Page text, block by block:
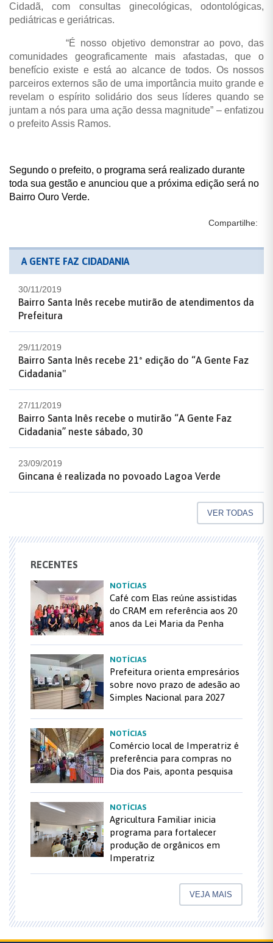
Cidadã, com consultas ginecológicas, odontológicas,
pediátricas e geriátricas.
“É nosso objetivo demonstrar ao povo, das
comunidades geograficamente mais afastadas, que o
benefício existe e está ao alcance de todos. Os nossos
parceiros externos são de uma importância muito grande e
revelam o espírito solidário dos seus líderes quando se
juntam a nós para uma ação dessa magnitude” – enfatizou
o prefeito Assis Ramos.
Segundo o prefeito, o programa será realizado durante
toda sua gestão e anunciou que a próxima edição será no
Bairro Ouro Verde.
Compartilhe:
A GENTE FAZ CIDADANIA
30/11/2019
Bairro Santa Inês recebe mutirão de atendimentos da
Prefeitura
29/11/2019
Bairro Santa Inês recebe 21ª edição do “A Gente Faz
Cidadania"
27/11/2019
Bairro Santa Inês recebe o mutirão “A Gente Faz
Cidadania” neste sábado, 30
23/09/2019
Gincana é realizada no povoado Lagoa Verde
VER TODAS
RECENTES
NOTÍCIAS
Café com Elas reúne assistidas
do CRAM em referência aos 20
anos da Lei Maria da Penha
NOTÍCIAS
Prefeitura orienta empresários
sobre novo prazo de adesão ao
Simples Nacional para 2027
NOTÍCIAS
Comércio local de Imperatriz é
preferência para compras no
Dia dos Pais, aponta pesquisa
NOTÍCIAS
Agricultura Familiar inicia
programa para fortalecer
produção de orgânicos em
Imperatriz
VEJA MAIS